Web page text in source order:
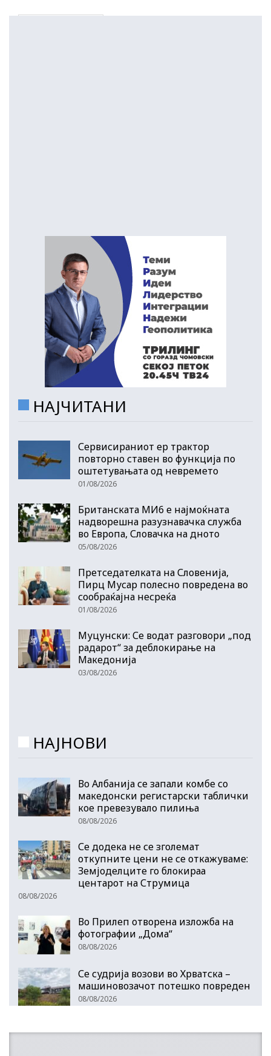
НАЈЧИТАНИ
Сервисираниот ер трактор
повторно ставен во функција по
оштетувањата од невремето
01/08/2026
Британската МИ6 е најмоќната
надворешна разузнавачка служба
во Европа, Словачка на дното
05/08/2026
Претседателката на Словенија,
Пирц Мусар полесно повредена во
сообраќајна несреќа
01/08/2026
Муцунски: Се водат разговори „под
радарот“ за деблокирање на
Македонија
03/08/2026
НАЈНОВИ
Во Албанија се запали комбе со
македонски регистарски таблички
кое превезувало пилиња
08/08/2026
Се додека не се зголемат
откупните цени не се откажуваме:
Земјоделците го блокираа
центарот на Струмица
08/08/2026
Во Прилеп отворена изложба на
фотографии „Дома“
08/08/2026
Се судрија возови во Хрватска –
машиновозачот потешко повреден
08/08/2026